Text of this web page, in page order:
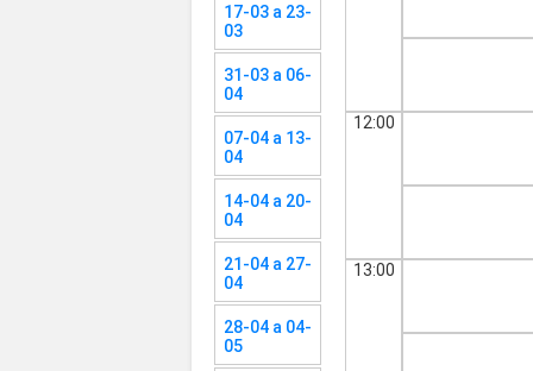
17-03 a 23-
03
31-03 a 06-
04
07-04 a 13-
04
14-04 a 20-
04
21-04 a 27-
04
28-04 a 04-
05
12:00
13:00